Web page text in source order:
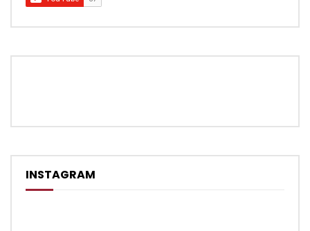
INSTAGRAM